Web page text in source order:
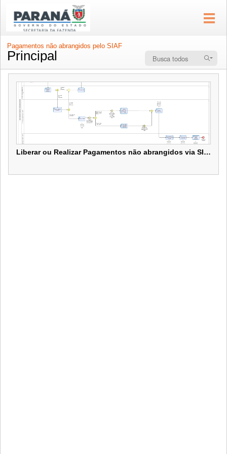
Pagamentos não abrangidos pelo SIAF
Principal
Liberar ou Realizar Pagamentos não abrangidos via SIAF